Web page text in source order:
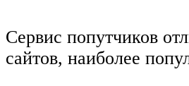
Сервис попутчиков
сайтов, наиболее